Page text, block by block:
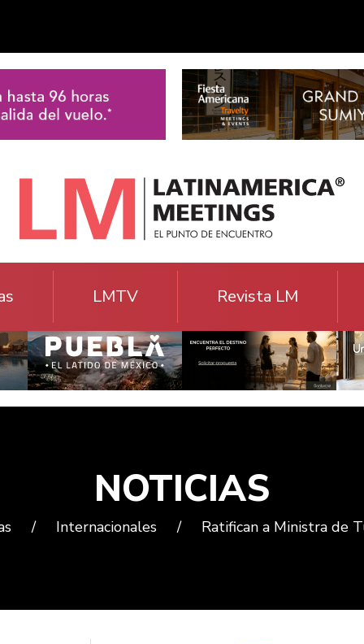
LMTV Revista LM
NOTICIAS
/ Internacionales / Ratifican a Ministra de